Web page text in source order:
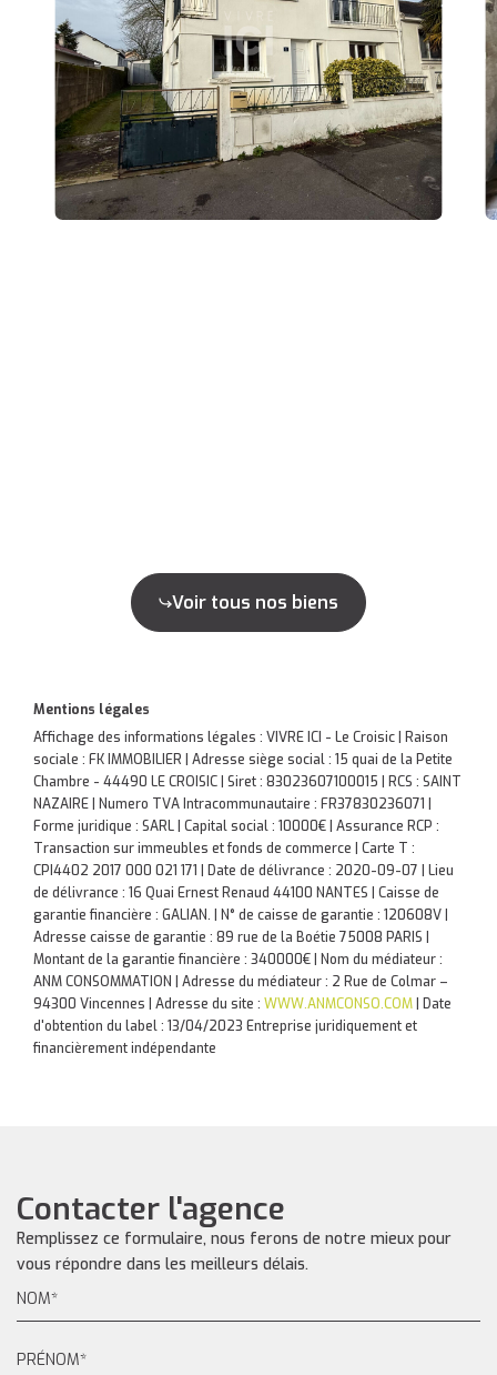
Voir tous nos biens
Mentions légales
Affichage des informations légales : VIVRE ICI - Le Croisic | Raison
sociale : FK IMMOBILIER | Adresse siège social : 15 quai de la Petite
Chambre - 44490 LE CROISIC | Siret : 83023607100015 | RCS : SAINT
NAZAIRE | Numero TVA Intracommunautaire : FR37830236071 |
Forme juridique : SARL | Capital social : 10000€ | Assurance RCP :
Transaction sur immeubles et fonds de commerce | Carte T :
CPI4402 2017 000 021 171 | Date de délivrance : 2020-09-07 | Lieu
de délivrance : 16 Quai Ernest Renaud 44100 NANTES | Caisse de
garantie financière : GALIAN. | N° de caisse de garantie : 120608V |
Adresse caisse de garantie : 89 rue de la Boétie 75008 PARIS |
Montant de la garantie financière : 340000€ | Nom du médiateur :
ANM CONSOMMATION | Adresse du médiateur : 2 Rue de Colmar –
94300 Vincennes | Adresse du site : WWW.ANMCONSO.COM | Date
d'obtention du label : 13/04/2023 Entreprise juridiquement et
financièrement indépendante
Contacter l'agence
Remplissez ce formulaire, nous ferons de notre mieux pour
vous répondre dans les meilleurs délais.